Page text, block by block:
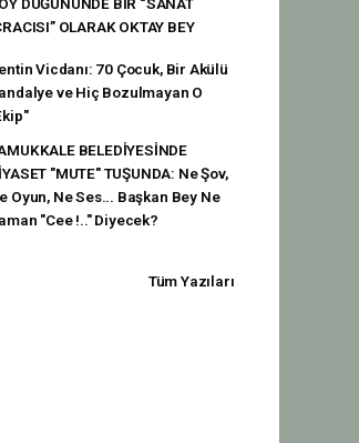
OLARAK OKTAY BEY
Vicdanı: 70 Çocuk, Bir Akülü
ve Hiç Bozulmayan O
BELEDİYESİNDE
"MUTE" TUŞUNDA: Ne Şov,
Oyun, Ne Ses... Başkan Bey Ne
"Cee !.." Diyecek?
Tüm Yazıları